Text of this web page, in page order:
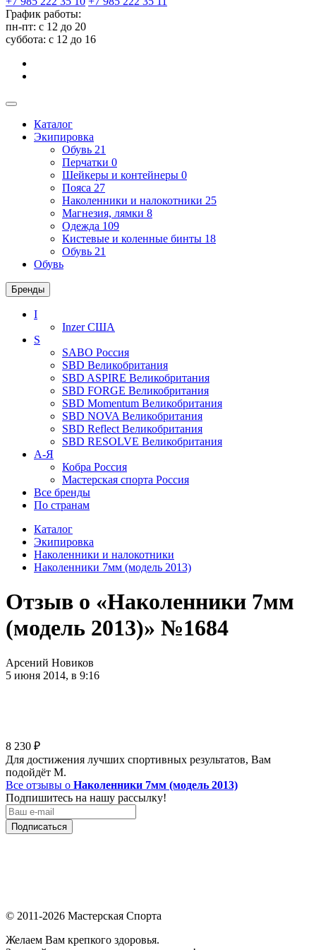
График работы:
пн-пт: с 12 до 20
суббота: c 12 до 16
Каталог
Экипировка
Обувь 21
Перчатки 0
Шейкеры и контейнеры 0
Пояса 27
Наколенники и налокотники 25
Магнезия, лямки 8
Одежда 109
Кистевые и коленные бинты 18
Обувь 21
Обувь
Бренды
I
InzerСША
S
SABO Россия
SBD Великобритания
SBD ASPIRE Великобритания
SBD FORGE Великобритания
SBD Momentum Великобритания
SBD NOVA Великобритания
SBD Reflect Великобритания
SBD RESOLVE Великобритания
А-Я
Кобра Россия
Мастерская спорта Россия
Все бренды
По странам
Каталог
Экипировка
Наколенники и налокотники
Наколенники 7мм (модель 2013)
Отзыв о «Наколенники 7мм
(модель 2013)» №1684
Арсений Новиков
5 июня 2014, в 9:16
8 230 ₽
Для достижения лучших спортивных результатов, Вам
подойдёт M.
Все отзывы о Наколенники 7мм (модель 2013)
Подпишитесь на нашу рассылку!
Подписаться
© 2011-2026 Мастерская Спорта
Желаем Вам крепкого здоровья.